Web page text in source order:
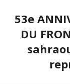
53e
DU